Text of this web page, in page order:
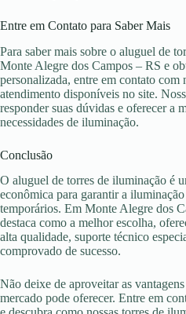
Entre em Contato para Saber Mais
Para saber mais sobre o aluguel de
Monte Alegre dos Campos – RS e
personalizada, entre em contato com
atendimento disponíveis no site.
responder suas dúvidas e oferecer a
necessidades de iluminação.
Conclusão
O aluguel de torres de iluminação é
econômica para garantir a
temporários. Em Monte Alegre dos
destaca como a melhor escolha,
alta qualidade, suporte técnico
comprovado de sucesso.
Não deixe de aproveitar as
mercado pode oferecer. Entre em